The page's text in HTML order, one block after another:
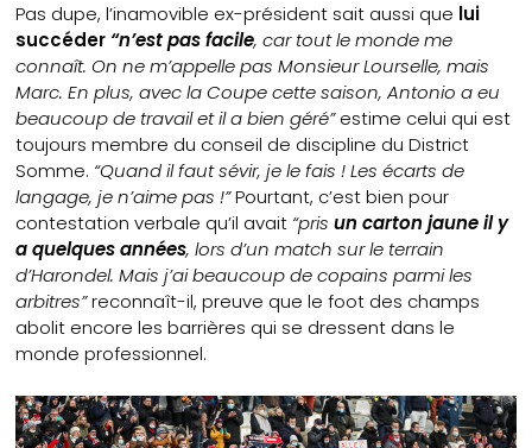
Pas dupe, l’inamovible ex-président sait aussi que lui
succéder “n’est pas facile, car tout le monde me
connaît. On ne m’appelle pas Monsieur Lourselle, mais
Marc. En plus, avec la Coupe cette saison, Antonio a eu
beaucoup de travail et il a bien géré”estime celui qui est
toujours membre du conseil de discipline du District
Somme. “Quand il faut sévir, je le fais ! Les écarts de
langage, je n’aime pas !”Pourtant, c’est bien pour
contestation verbale qu’il avait “prisun carton jaune il y
a quelques années, lors d’un match sur le terrain
d’Harondel. Mais j’ai beaucoup de copains parmi les
arbitres”reconnaît-il, preuve que le foot des champs
abolit encore les barrières qui se dressent dans le
monde professionnel.